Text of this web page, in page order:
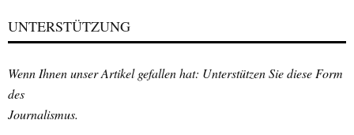
UNTERSTÜTZUNG
Wenn Ihnen unser Artikel gefallen hat: Unterstützen Sie diese Form
des
Journalismus.